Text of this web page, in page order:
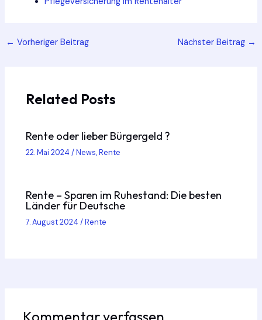
Post
← Vorheriger Beitrag Nächster Beitrag →
Related Posts
Rente oder lieber Bürgergeld ?
22. Mai 2024/News,Rente
Rente – Sparen im Ruhestand: Die besten
Länder für Deutsche
7. August 2024/Rente
Kommentar verfassen